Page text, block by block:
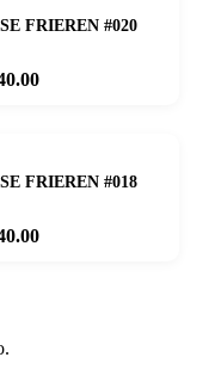
FRIEREN #020
FRIEREN #018